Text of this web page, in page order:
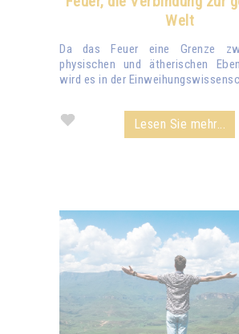
Welt
Da das Feuer eine Grenze
physischen und ätherischen
wird es in der
Lesen Sie mehr...